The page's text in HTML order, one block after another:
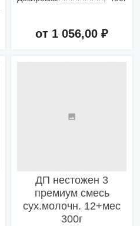
от 1 056,00 ₽
ДП нестожен 3
премиум смесь
сух.молочн. 12+мес
300г